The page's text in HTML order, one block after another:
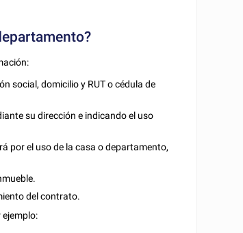
social, domicilio y RUT o cédula de
su dirección e indicando el uso
por el uso de la casa o departamento,
del contrato.